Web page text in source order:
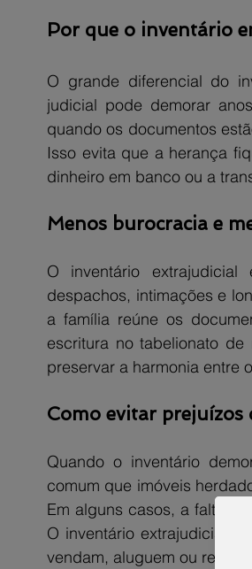
Por que o inventário
O grande diferencial do
judicial pode demorar
quando os documentos
Isso evita que a herança
dinheiro em banco ou a
Menos burocracia e
O inventário
despachos, intimações e
a família reúne os
escritura no tabelionato
preservar a harmonia entre
Como evitar
Quando o inventário
comum que imóveis
Em alguns casos, a falta
O inventário extrajudicial
vendam, aluguem ou